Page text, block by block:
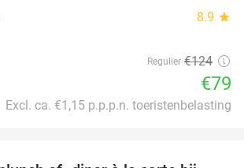
8.9 star
Regulier €124
€79
Excl. ca. €1,15 p.p.p.n. toeristenbelasting